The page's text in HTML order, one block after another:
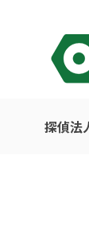
探偵法